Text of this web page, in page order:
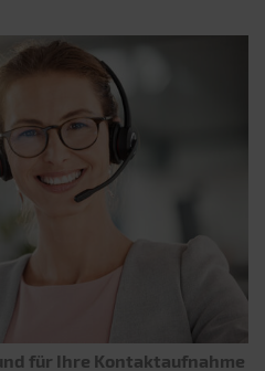
für Ihre Kontaktaufnahme